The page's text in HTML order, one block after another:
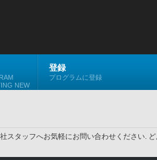
NEW
登録
プログラムに登録
スタッフへお気軽にお問い合わせください.